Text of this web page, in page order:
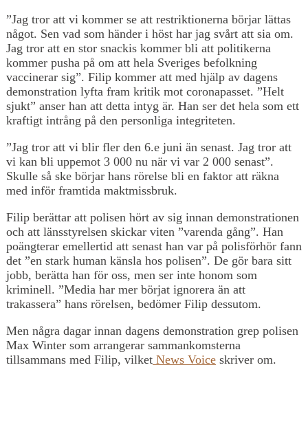
”Jag tror att vi kommer se att restriktionerna börjar lättas
något. Sen vad som händer i höst har jag svårt att sia om.
Jag tror att en stor snackis kommer bli att politikerna
kommer pusha på om att hela Sveriges befolkning
vaccinerar sig”. Filip kommer att med hjälp av dagens
demonstration lyfta fram kritik mot coronapasset. ”Helt
sjukt” anser han att detta intyg är. Han ser det hela som ett
kraftigt intrång på den personliga integriteten.
”Jag tror att vi blir fler den 6.e juni än senast. Jag tror att
vi kan bli uppemot 3 000 nu när vi var 2 000 senast”.
Skulle så ske börjar hans rörelse bli en faktor att räkna
med inför framtida maktmissbruk.
Filip berättar att polisen hört av sig innan demonstrationen
och att länsstyrelsen skickar viten ”varenda gång”. Han
poängterar emellertid att senast han var på polisförhör fann
det ”en stark human känsla hos polisen”. De gör bara sitt
jobb, berätta han för oss, men ser inte honom som
kriminell. ”Media har mer börjat ignorera än att
trakassera” hans rörelsen, bedömer Filip dessutom.
Men några dagar innan dagens demonstration grep polisen
Max Winter som arrangerar sammankomsterna
tillsammans med Filip, vilket News Voice skriver om.